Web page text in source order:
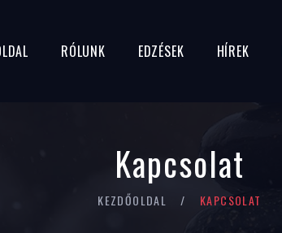
RÓLUNK EDZÉSEK HÍREK
Kapcsolat
KEZDŐOLDAL KAPCSOLAT